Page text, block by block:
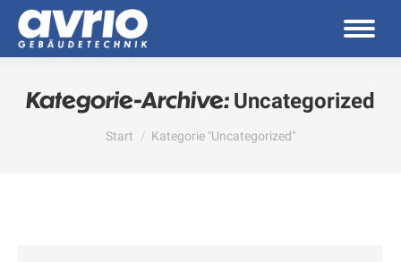
Kategorie-Archive: Uncategorized
Sie befinden sich hier:
Start Kategorie "Uncategorized"